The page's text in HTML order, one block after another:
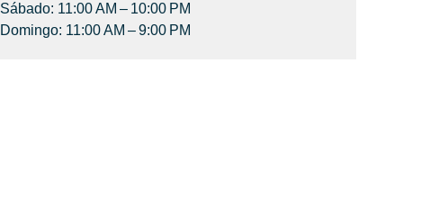
Sábado: 11:00 AM – 10:00 PM
Domingo: 11:00 AM – 9:00 PM